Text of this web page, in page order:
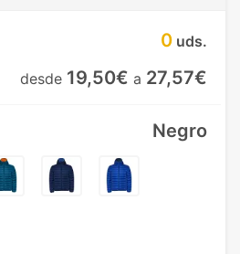
0 uds.
desde 19,50€ a 27,57€
Negro